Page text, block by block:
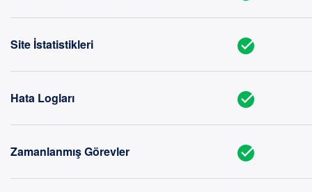
Site İstatistikleri
Hata Logları
Zamanlanmış Görevler